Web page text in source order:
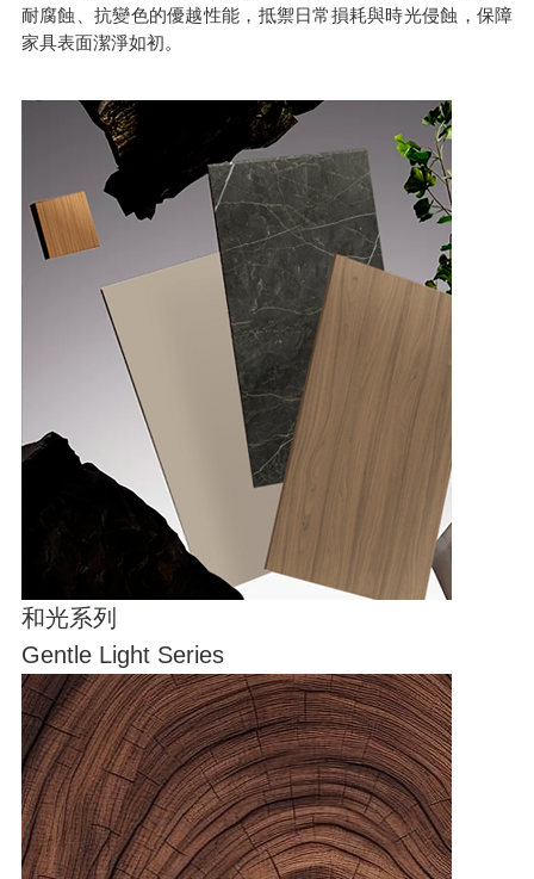
耐腐蝕、抗變色的優越性能，抵禦日常損耗與時光侵蝕，保障
家具表面潔淨如初。
和光系列
Gentle Light Series